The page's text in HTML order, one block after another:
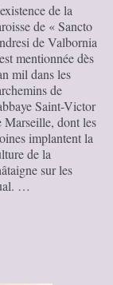
de la
de « Sancto
de Valbornia
mentionnée dès
mil dans les
de
Saint-Victor
Marseille, dont les
implantent la
de la
sur les
…